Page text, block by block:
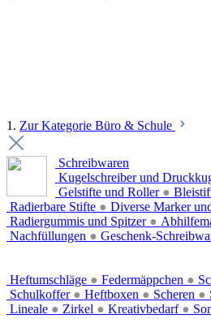
1. Zur Kategorie Büro & Schule
Schreibwaren
Kugelschreiber und
Gelstifte und Roller ●
Radierbare Stifte ● Diverse Marker
Radiergummis und Spitzer ●
Nachfüllungen ● Geschenk-
Heftumschläge ● Federmäppchen ●
Schulkoffer ● Heftboxen ● Scheren ●
Lineale ● Zirkel ● Kreativbedarf ●